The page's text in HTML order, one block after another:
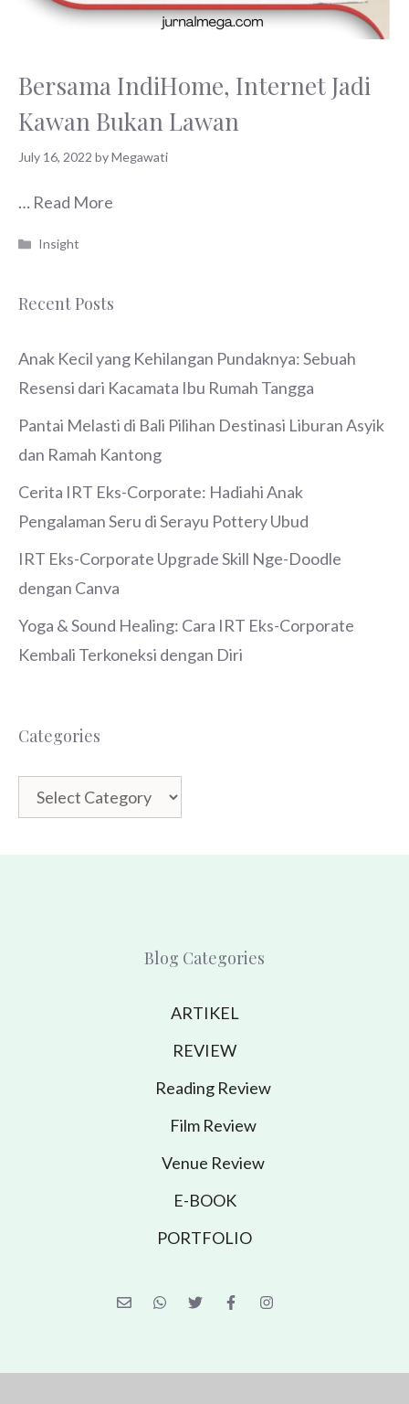
Bersama IndiHome, Internet Jadi
Kawan Bukan Lawan
July 16, 2022 byMegawati
… Read More
Categories
Insight
Recent Posts
Anak Kecil yang Kehilangan Pundaknya: Sebuah
Resensi dari Kacamata Ibu Rumah Tangga
Pantai Melasti di Bali Pilihan Destinasi Liburan Asyik
dan Ramah Kantong
Cerita IRT Eks-Corporate: Hadiahi Anak
Pengalaman Seru di Serayu Pottery Ubud
IRT Eks-Corporate Upgrade Skill Nge-Doodle
dengan Canva
Yoga & Sound Healing: Cara IRT Eks-Corporate
Kembali Terkoneksi dengan Diri
Categories
Categories
Blog Categories
ARTIKEL
REVIEW
Reading Review
Film Review
Venue Review
E-BOOK
PORTFOLIO